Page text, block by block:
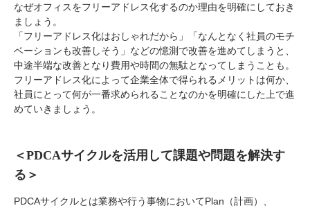
なぜオフィスをフリーアドレス化するのか理由を明確にしておき
ましょう。
「フリーアドレス化はおしゃれだから」「なんとなく社員のモチ
ベーションも改善しそう」などの憶測で改善を進めてしまうと、
中途半端な改善となり費用や時間の無駄となってしまうことも。
フリーアドレス化によって企業全体で得られるメリットは何か、
社員にとって何が一番求められることなのかを明確にした上で進
めていきましょう。
＜PDCAサイクルを活用して課題や問題を解決す
る＞
PDCAサイクルとは業務や行う事物においてPlan（計画）、